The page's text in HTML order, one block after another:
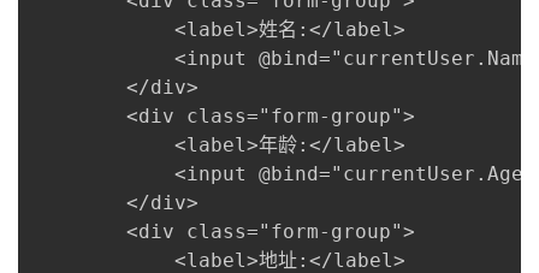
            <label>姓名:</label>
<input
        </div>
        <div class="form-group">
            <label>年龄:</label>
<input
        </div>
        <div class="form-group">
            <label>地址:</label>